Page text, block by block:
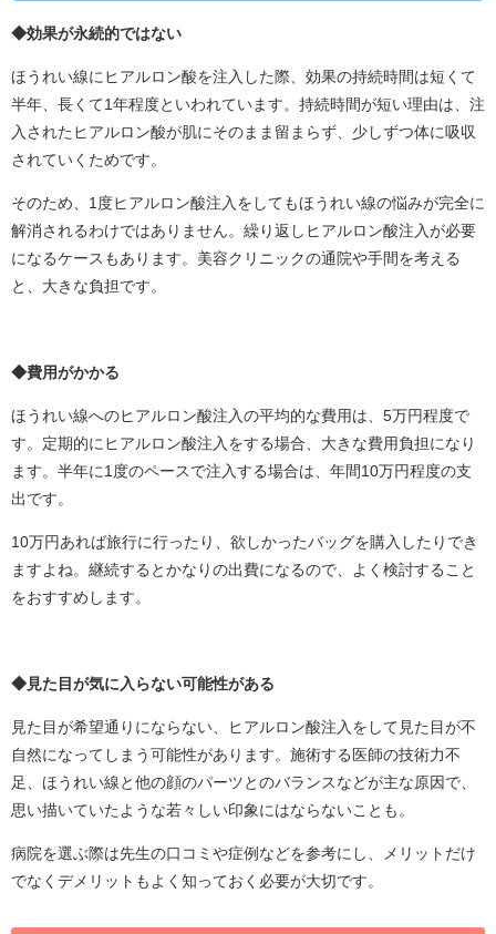
◆効果が永続的ではない
ほうれい線にヒアルロン酸を注入した際、効果の持続時間は短くて
半年、長くて1年程度といわれています。持続時間が短い理由は、注
入されたヒアルロン酸が肌にそのまま留まらず、少しずつ体に吸収
されていくためです。
そのため、1度ヒアルロン酸注入をしてもほうれい線の悩みが完全に
解消されるわけではありません。繰り返しヒアルロン酸注入が必要
になるケースもあります。美容クリニックの通院や手間を考える
と、大きな負担です。
◆費用がかかる
ほうれい線へのヒアルロン酸注入の平均的な費用は、5万円程度で
す。定期的にヒアルロン酸注入をする場合、大きな費用負担になり
ます。半年に1度のペースで注入する場合は、年間10万円程度の支
出です。
10万円あれば旅行に行ったり、欲しかったバッグを購入したりでき
ますよね。継続するとかなりの出費になるので、よく検討すること
をおすすめします。
◆見た目が気に入らない可能性がある
見た目が希望通りにならない、ヒアルロン酸注入をして見た目が不
自然になってしまう可能性があります。施術する医師の技術力不
足、ほうれい線と他の顔のパーツとのバランスなどが主な原因で、
思い描いていたような若々しい印象にはならないことも。
病院を選ぶ際は先生の口コミや症例などを参考にし、メリットだけ
でなくデメリットもよく知っておく必要が大切です。